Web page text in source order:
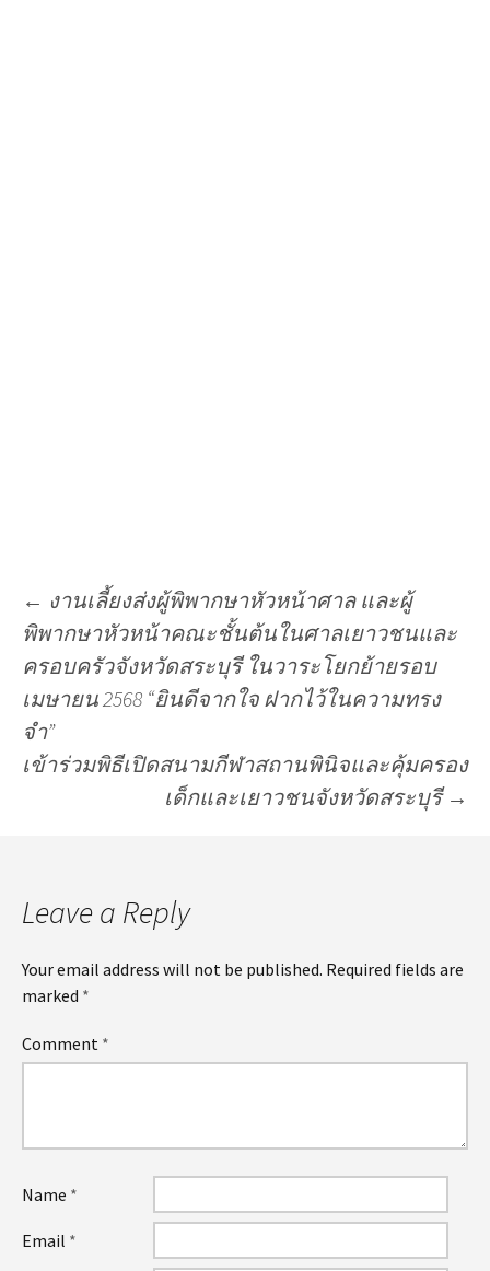
← งานเลี้ยงส่งผู้พิพากษาหัวหน้าศาล และผู้
พิพากษาหัวหน้าคณะชั้นต้นในศาลเยาวชนและ
ครอบครัวจังหวัดสระบุรี ในวาระโยกย้ายรอบ
เมษายน 2568 “ยินดีจากใจ ฝากไว้ในความทรง
จำ”
เข้าร่วมพิธีเปิดสนามกีฬาสถานพินิจและคุ้มครอง
เด็กและเยาวชนจังหวัดสระบุรี →
Leave a Reply
Your email address will not be published. Required fields are
marked *
Comment *
Name *
Email *